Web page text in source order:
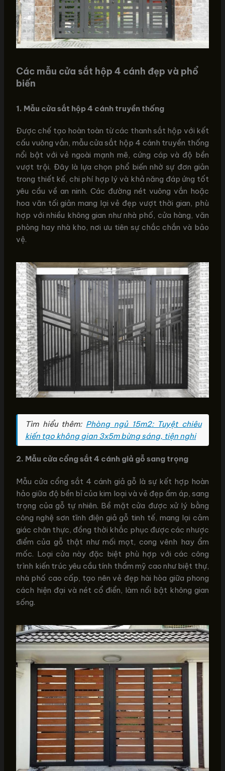
Các mẫu cửa sắt hộp 4 cánh đẹp và phổ
biến
1. Mẫu cửa sắt hộp 4 cánh truyền thống
Được chế tạo hoàn toàn từ các thanh sắt hộp với kết
cấu vuông vắn, mẫu cửa sắt hộp 4 cánh truyền thống
nổi bật với vẻ ngoài mạnh mẽ, cứng cáp và độ bền
vượt trội. Đây là lựa chọn phổ biến nhờ sự đơn giản
trong thiết kế, chi phí hợp lý và khả năng đáp ứng tốt
yêu cầu về an ninh. Các đường nét vuông vắn hoặc
hoa văn tối giản mang lại vẻ đẹp vượt thời gian, phù
hợp với nhiều không gian như nhà phố, cửa hàng, văn
phòng hay nhà kho, nơi ưu tiên sự chắc chắn và bảo
vệ.
Tìm hiểu thêm: Phòng ngủ 15m2: Tuyệt chiêu
kiến tạo không gian 3x5m bừng sáng, tiện nghi
2. Mẫu cửa cổng sắt 4 cánh giả gỗ sang trọng
Mẫu cửa cổng sắt 4 cánh giả gỗ là sự kết hợp hoàn
hảo giữa độ bền bỉ của kim loại và vẻ đẹp ấm áp, sang
trọng của gỗ tự nhiên. Bề mặt cửa được xử lý bằng
công nghệ sơn tĩnh điện giả gỗ tinh tế, mang lại cảm
giác chân thực, đồng thời khắc phục được các nhược
điểm của gỗ thật như mối mọt, cong vênh hay ẩm
mốc. Loại cửa này đặc biệt phù hợp với các công
trình kiến trúc yêu cầu tính thẩm mỹ cao như biệt thự,
nhà phố cao cấp, tạo nên vẻ đẹp hài hòa giữa phong
cách hiện đại và nét cổ điển, làm nổi bật không gian
sống.